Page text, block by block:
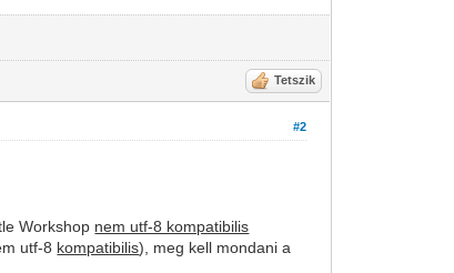
Tetszik
#2
Workshop nem utf-8 kompatibilis
utf-8 kompatibilis), meg kell mondani a